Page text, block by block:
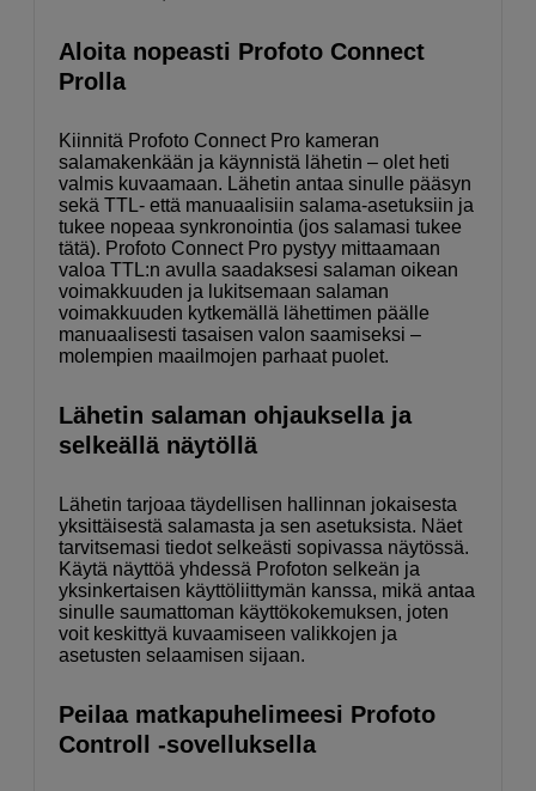
Aloita nopeasti Profoto Connect
Prolla
Kiinnitä Profoto Connect Pro kameran
salamakenkään ja käynnistä lähetin – olet heti
valmis kuvaamaan. Lähetin antaa sinulle pääsyn
sekä TTL- että manuaalisiin salama-asetuksiin ja
tukee nopeaa synkronointia (jos salamasi tukee
tätä). Profoto Connect Pro pystyy mittaamaan
valoa TTL:n avulla saadaksesi salaman oikean
voimakkuuden ja lukitsemaan salaman
voimakkuuden kytkemällä lähettimen päälle
manuaalisesti tasaisen valon saamiseksi –
molempien maailmojen parhaat puolet.
Lähetin salaman ohjauksella ja
selkeällä näytöllä
Lähetin tarjoaa täydellisen hallinnan jokaisesta
yksittäisestä salamasta ja sen asetuksista. Näet
tarvitsemasi tiedot selkeästi sopivassa näytössä.
Käytä näyttöä yhdessä Profoton selkeän ja
yksinkertaisen käyttöliittymän kanssa, mikä antaa
sinulle saumattoman käyttökokemuksen, joten
voit keskittyä kuvaamiseen valikkojen ja
asetusten selaamisen sijaan.
Peilaa matkapuhelimeesi Profoto
Controll -sovelluksella